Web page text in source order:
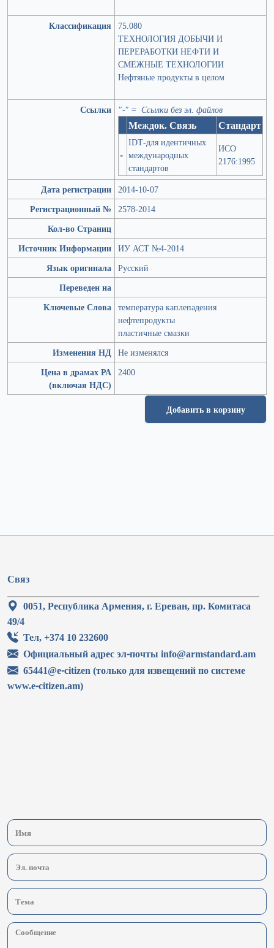
Классификация
75.080
ТЕХНОЛОГИЯ ДОБЫЧИ И
ПЕРЕРАБОТКИ НЕФТИ И
СМЕЖНЫЕ ТЕХНОЛОГИИ
Нефтяные продукты в целом
Ссылки "-" = Ссылки без эл. файлов
Междок. Связь Стандарт
-
IDT-для идентичных
международных
стандартов
ИСО
2176:1995
Дата регистрации 2014-10-07
Регистрационный №
2578-2014
Кол-во Страниц
Источник Информации ИУ АСТ №4-2014
Язык оригинала Русский
Переведен на
Ключевые Слова температура каплепадения
нефтепродукты
пластичные смазки
Изменения НД Не изменялся
Цена в драмах РА
(включая НДС)
2400
Добавить в корзину
Связ
0051, Республика Армения, г. Ереван, пр. Комитаса
49/4
Тел, +374 10 232600
Официальный адрес эл-почты info@armstandard.am
65441@e-citizen (только для извещений по системе
www.e-citizen.am)